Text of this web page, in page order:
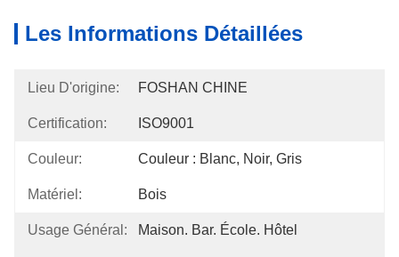
Les Informations Détaillées
Lieu D'origine: FOSHAN CHINE
Certification: ISO9001
Couleur: Couleur : Blanc, Noir, Gris
Matériel: Bois
Usage Général: Maison. Bar. École. Hôtel